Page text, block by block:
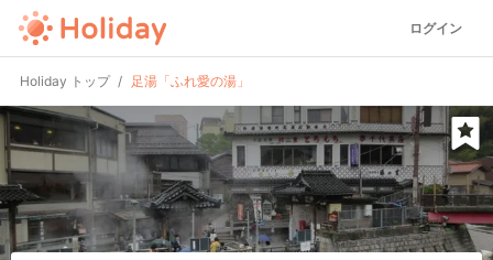
ログイン
Holiday トップ 足湯「ふれ愛の湯」